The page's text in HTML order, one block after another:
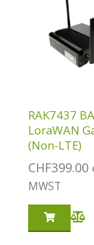
RAK7437
LoraWAN
(Non-LTE)
CHF399.00
MWST